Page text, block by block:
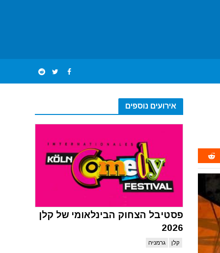
אירועים נוספים
פסטיבל הצחוק הבינלאומי של קלן
2026
קלן גרמניה